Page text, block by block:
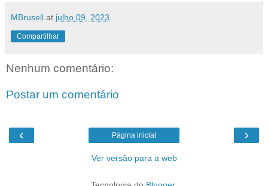
MBrusell at julho 09, 2023
Compartilhar
Nenhum comentário:
Postar um comentário
‹ ›
Página inicial
Ver versão para a web